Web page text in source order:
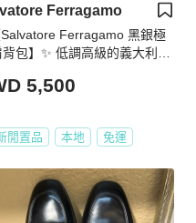
Ferragamo
Salvatore Ferragamo 黑銀極
包】✨ 低調高級的義大利氣
5,500
閒置品 本地 免運